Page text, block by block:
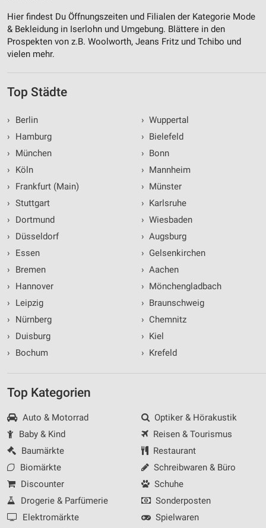
Hier findest Du Öffnungszeiten und Filialen der Kategorie Mode
& Bekleidung in Iserlohn und Umgebung. Blättere in den
Prospekten von z.B. Woolworth, Jeans Fritz und Tchibo und
vielen mehr.
Top Städte
›
Berlin
›
Hamburg
›
München
›
Köln
›
Frankfurt (Main)
› Stuttgart
›
Dortmund
›
Düsseldorf
›
Essen
›
Bremen
›
Hannover
›
Leipzig
›
Nürnberg
›
Duisburg
›
Bochum
› Wuppertal
› Bielefeld
› Bonn
› Mannheim
› Münster
› Karlsruhe
› Wiesbaden
› Augsburg
› Gelsenkirchen
› Aachen
› Mönchengladbach
› Braunschweig
› Chemnitz
› Kiel
› Krefeld
Top Kategorien
Auto & Motorrad
Baby & Kind
Baumärkte
Biomärkte
Discounter
Drogerie & Parfümerie
Elektromärkte
Optiker & Hörakustik
Reisen & Tourismus
Restaurant
Schreibwaren & Büro
Schuhe
Sonderposten
Spielwaren